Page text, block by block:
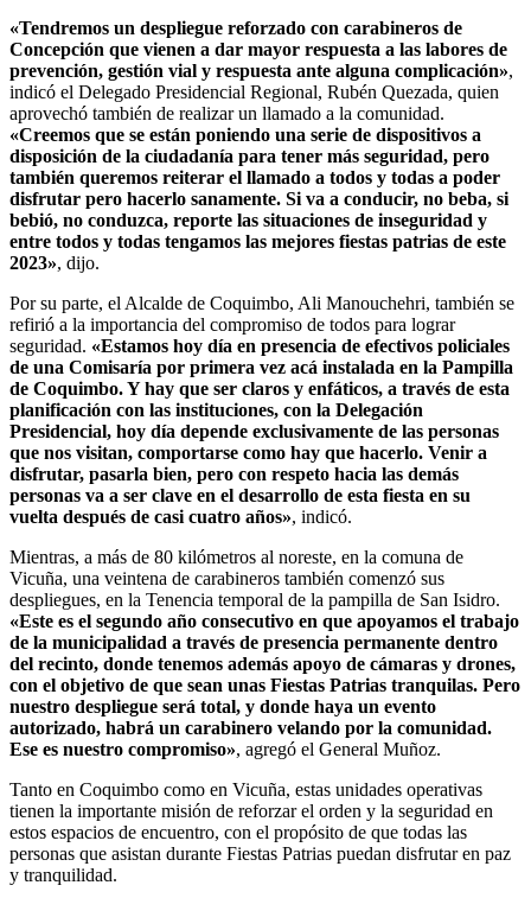
«Tendremos un despliegue reforzado con carabineros de
Concepción que vienen a dar mayor respuesta a las labores de
prevención, gestión vial y respuesta ante alguna complicación»,
indicó el Delegado Presidencial Regional, Rubén Quezada, quien
aprovechó también de realizar un llamado a la comunidad.
«Creemos que se están poniendo una serie de dispositivos a
disposición de la ciudadanía para tener más seguridad, pero
también queremos reiterar el llamado a todos y todas a poder
disfrutar pero hacerlo sanamente. Si va a conducir, no beba, si
bebió, no conduzca, reporte las situaciones de inseguridad y
entre todos y todas tengamos las mejores fiestas patrias de este
2023», dijo.
Por su parte, el Alcalde de Coquimbo, Ali Manouchehri, también se
refirió a la importancia del compromiso de todos para lograr
seguridad. «Estamos hoy día en presencia de efectivos policiales
de una Comisaría por primera vez acá instalada en la Pampilla
de Coquimbo. Y hay que ser claros y enfáticos, a través de esta
planificación con las instituciones, con la Delegación
Presidencial, hoy día depende exclusivamente de las personas
que nos visitan, comportarse como hay que hacerlo. Venir a
disfrutar, pasarla bien, pero con respeto hacia las demás
personas va a ser clave en el desarrollo de esta fiesta en su
vuelta después de casi cuatro años», indicó.
Mientras, a más de 80 kilómetros al noreste, en la comuna de
Vicuña, una veintena de carabineros también comenzó sus
despliegues, en la Tenencia temporal de la pampilla de San Isidro.
«Este es el segundo año consecutivo en que apoyamos el trabajo
de la municipalidad a través de presencia permanente dentro
del recinto, donde tenemos además apoyo de cámaras y drones,
con el objetivo de que sean unas Fiestas Patrias tranquilas. Pero
nuestro despliegue será total, y donde haya un evento
autorizado, habrá un carabinero velando por la comunidad.
Ese es nuestro compromiso», agregó el General Muñoz.
Tanto en Coquimbo como en Vicuña, estas unidades operativas
tienen la importante misión de reforzar el orden y la seguridad en
estos espacios de encuentro, con el propósito de que todas las
personas que asistan durante Fiestas Patrias puedan disfrutar en paz
y tranquilidad.